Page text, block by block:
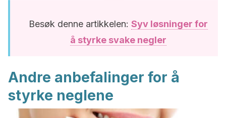
Besøk denne artikkelen: Syv løsninger for
å styrke svake negler
Andre anbefalinger for å
styrke neglene